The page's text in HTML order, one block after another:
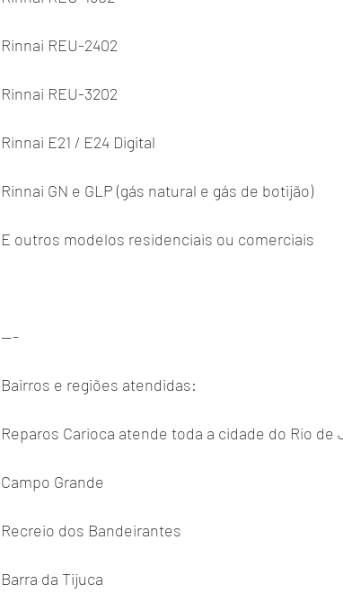
Rinnai REU-2402
Rinnai REU-3202
Rinnai E21 / E24 Digital
Rinnai GN e GLP (gás natural e gás de botijão)
E outros modelos residenciais ou comerciais
---
Bairros e regiões atendidas:
Reparos Carioca atende toda a cidade do Rio
Campo Grande
Recreio dos Bandeirantes
Barra da Tijuca